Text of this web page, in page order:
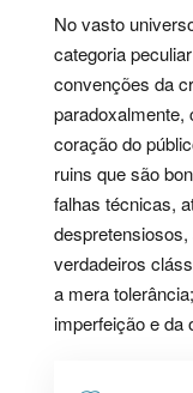
No vasto
categoria
convenções da
paradoxalmente,
coração do
ruins que são
falhas técnicas,
verdadeiros
a mera
imperfeição e da